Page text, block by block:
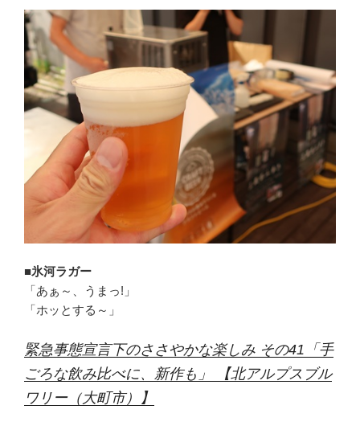
■氷河ラガー
「あぁ～、うまっ!」
「ホッとする～」
緊急事態宣言下のささやかな楽しみ その41「手
ごろな飲み比べに、新作も」 【北アルプスブル
ワリー（大町市）】